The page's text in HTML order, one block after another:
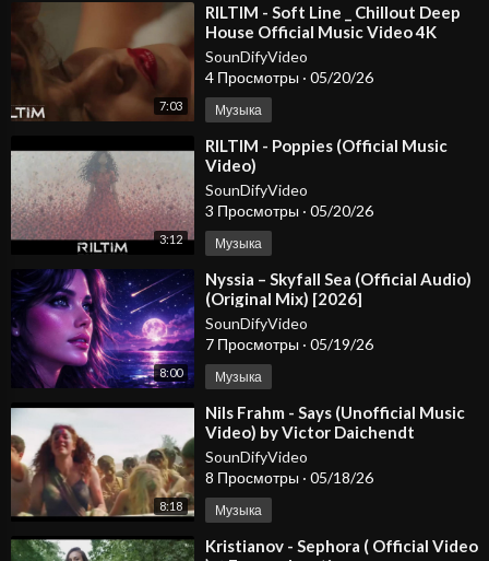
7:03
⁣RILTIM - Soft Line _ Chillout Deep
House Official Music Video 4K
SounDifyVideo
4 Просмотры · 05/20/26
Музыка
3:12
⁣RILTIM - Poppies (Official Music
Video)
SounDifyVideo
3 Просмотры · 05/20/26
Музыка
8:00
⁣Nyssia – Skyfall Sea (Official Audio)
(Original Mix) [2026]
SounDifyVideo
7 Просмотры · 05/19/26
Музыка
8:18
⁣Nils Frahm - Says (Unofficial Music
Video) by Victor Daichendt
SounDifyVideo
8 Просмотры · 05/18/26
Музыка
⁣Kristianov - Sephora ( Official Video